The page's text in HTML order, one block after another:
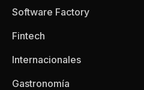
Software Factory
Fintech
Internacionales
Gastronomía